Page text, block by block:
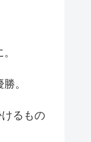
。
けるもの